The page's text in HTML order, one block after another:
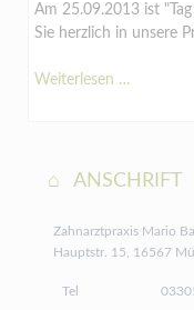
Am 25.09.2013 ist
Sie herzlich in unsere
Weiterlesen …Tag
ANSCHRIFT
Zahnarztpraxis Mario
Hauptstr. 15, 16567
Tel